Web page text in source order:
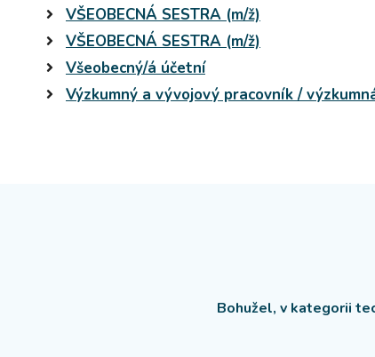
VŠEOBECNÁ SESTRA (m/ž)
VŠEOBECNÁ SESTRA (m/ž)
Všeobecný/á účetní
Výzkumný a vývojový pracovník /
Bohužel, v kategorii